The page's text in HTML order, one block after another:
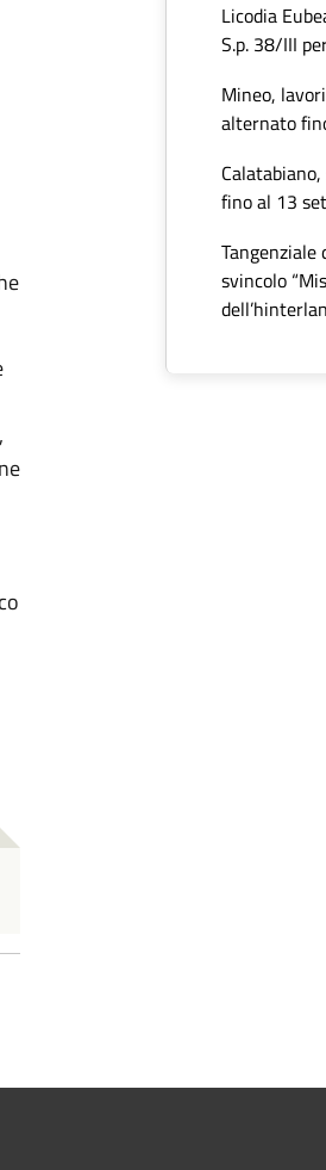
Licodia
S.p. 38/III
Mineo,
alternato
fino al 13
svincolo